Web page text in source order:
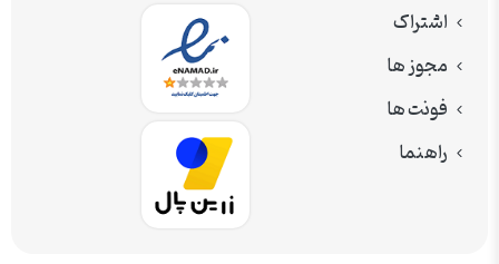
اشتراک
مجوز ها
فونت ها
راهنما